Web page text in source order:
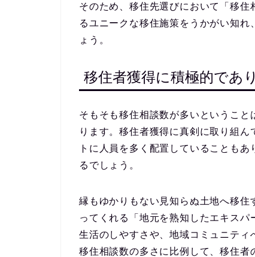
そのため、移住先選びにおいて「移住
るユニークな移住施策をうかがい知れ
ょう。
移住者獲得に積極的であ
そもそも移住相談数が多いということ
ります。移住者獲得に真剣に取り組
トに人員を多く配置していることもあ
る でしょう。
縁もゆかりもない見知らぬ土地へ移
ってくれる「地元を熟知したエキス
生活のしやすさや、地域コミュニティ
移住相談数の多さに比例して、移住者